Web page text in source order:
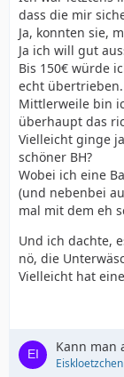
dass die mir
Ja, konnten sie,
Ja ich will gut
Bis 150€ würde
echt übertrieben.
Mittlerweile bin
überhaupt das
Vielleicht ginge
schöner BH?
Wobei ich eine
(und nebenbei
mal mit dem eh
Und ich dachte,
nö, die
Vielleicht hat
Kann man
Eiskloetzchen